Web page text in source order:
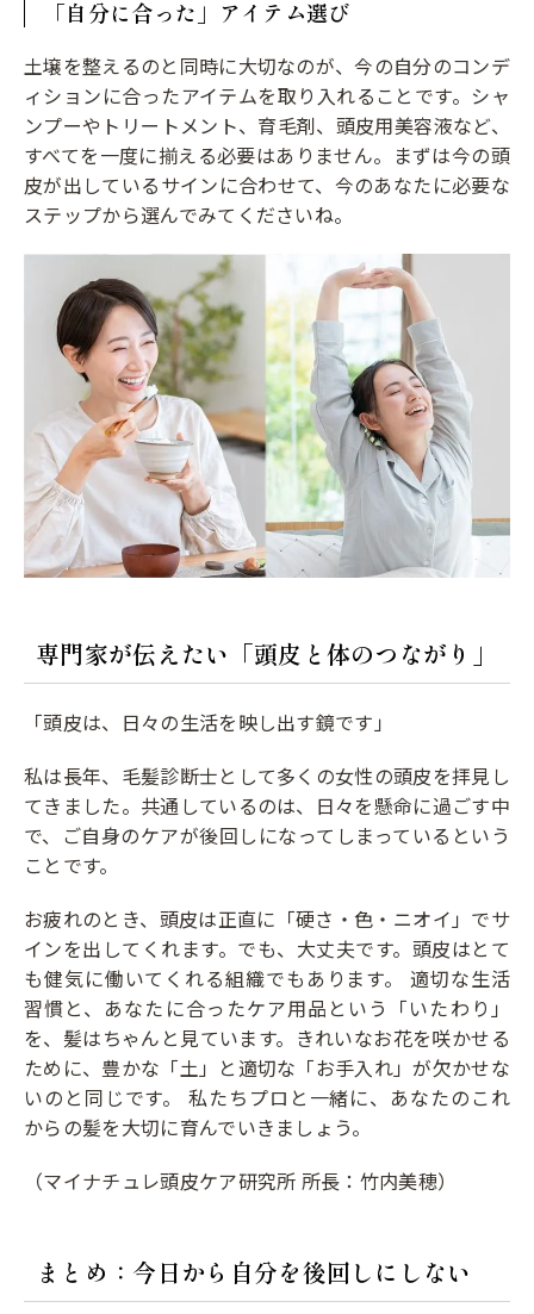
「自分に合った」アイテム選び
土壌を整えるのと同時に大切なのが、今の自分のコンデ
ィションに合ったアイテムを取り入れることです。シャ
ンプーやトリートメント、育毛剤、頭皮用美容液など、
すべてを一度に揃える必要はありません。まずは今の頭
皮が出しているサインに合わせて、今のあなたに必要な
ステップから選んでみてくださいね。
専門家が伝えたい「頭皮と体のつながり」
「頭皮は、日々の生活を映し出す鏡です」
私は長年、毛髪診断士として多くの女性の頭皮を拝見し
てきました。共通しているのは、日々を懸命に過ごす中
で、ご自身のケアが後回しになってしまっているという
ことです。
お疲れのとき、頭皮は正直に「硬さ・色・ニオイ」でサ
インを出してくれます。でも、大丈夫です。頭皮はとて
も健気に働いてくれる組織でもあります。 適切な生活
習慣と、あなたに合ったケア用品という「いたわり」
を、髪はちゃんと見ています。きれいなお花を咲かせる
ために、豊かな「土」と適切な「お手入れ」が欠かせな
いのと同じです。 私たちプロと一緒に、あなたのこれ
からの髪を大切に育んでいきましょう。
（マイナチュレ頭皮ケア研究所 所長：竹内美穂）
まとめ：今日から自分を後回しにしない